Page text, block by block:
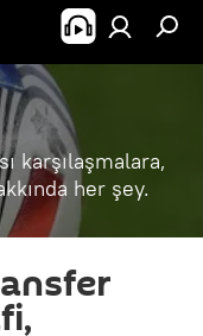
karşılaşmalara,
her şey.